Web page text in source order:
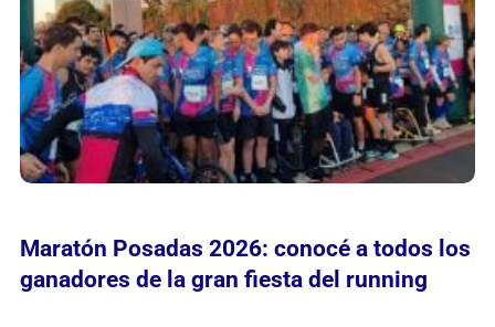
Maratón Posadas 2026: conocé a todos los
ganadores de la gran fiesta del running